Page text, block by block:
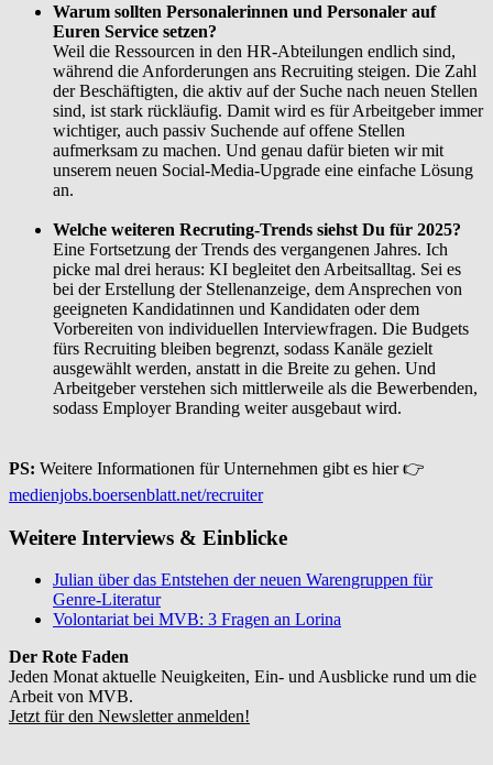
Warum sollten Personalerinnen und Personaler auf
Euren Service setzen?
Weil die Ressourcen in den HR-Abteilungen endlich sind,
während die Anforderungen ans Recruiting steigen. Die Zahl
der Beschäftigten, die aktiv auf der Suche nach neuen Stellen
sind, ist stark rückläufig. Damit wird es für Arbeitgeber immer
wichtiger, auch passiv Suchende auf offene Stellen
aufmerksam zu machen. Und genau dafür bieten wir mit
unserem neuen Social-Media-Upgrade eine einfache Lösung
an.
Welche weiteren Recruting-Trends siehst Du für 2025?
Eine Fortsetzung der Trends des vergangenen Jahres. Ich
picke mal drei heraus: KI begleitet den Arbeitsalltag. Sei es
bei der Erstellung der Stellenanzeige, dem Ansprechen von
geeigneten Kandidatinnen und Kandidaten oder dem
Vorbereiten von individuellen Interviewfragen. Die Budgets
fürs Recruiting bleiben begrenzt, sodass Kanäle gezielt
ausgewählt werden, anstatt in die Breite zu gehen. Und
Arbeitgeber verstehen sich mittlerweile als die Bewerbenden,
sodass Employer Branding weiter ausgebaut wird.
PS: Weitere Informationen für Unternehmen gibt es hier 👉
medienjobs.boersenblatt.net/recruiter
Weitere Interviews & Einblicke
Julian über das Entstehen der neuen Warengruppen für
Genre-Literatur
Volontariat bei MVB: 3 Fragen an Lorina
Der Rote Faden
Jeden Monat aktuelle Neuigkeiten, Ein- und Ausblicke rund um die
Arbeit von MVB.
Jetzt für den Newsletter anmelden!